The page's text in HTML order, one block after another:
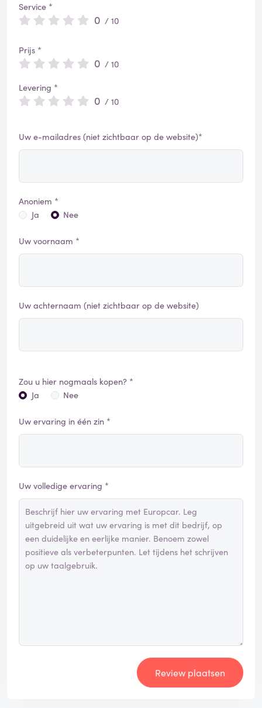
Service *
0 / 10
Prijs *
0 / 10
Levering *
0 / 10
Uw e-mailadres (niet zichtbaar op de website)*
Anoniem *
Ja
Nee
Uw voornaam *
Uw achternaam (niet zichtbaar op de website)
Zou u hier nogmaals kopen? *
Ja
Nee
Uw ervaring in één zin *
Uw volledige ervaring *
Review plaatsen